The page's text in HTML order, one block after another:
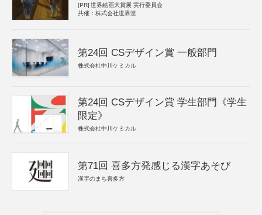
[PR] 世界絵画大賞展 実行委員会
共催：株式会社世界堂
第24回 CSデザイン賞 一般部門
株式会社中川ケミカル
第24回 CSデザイン賞 学生部門《学生
限定》
株式会社中川ケミカル
第71回 喜多方発感じる漢字あそび
漢字のまち喜多方